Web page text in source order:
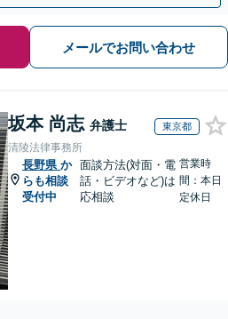
メールでお問い合わせ
坂本 尚志 弁護士 東京都
清陵法律事務所
長野県 か
らも相談
受付中
面談方法(対面・電
話・ビデオなど)は
応相談
営業時
間：本日
定休日